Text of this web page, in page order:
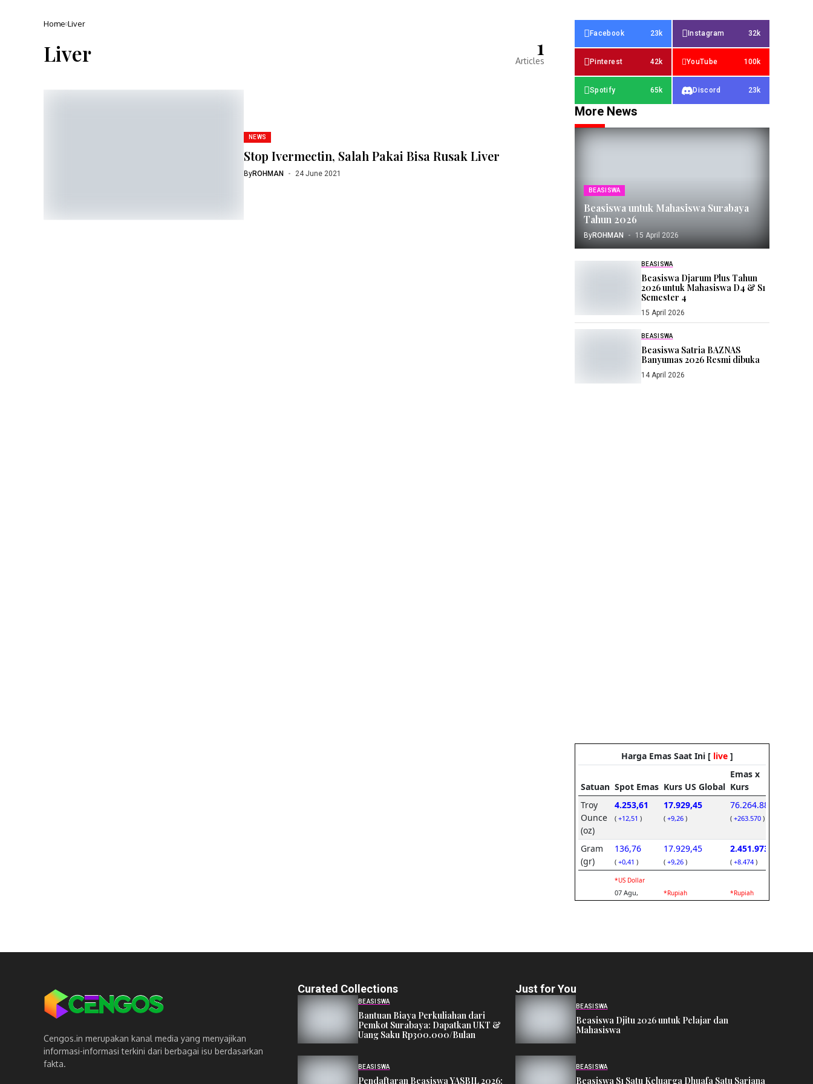
Home Liver
Liver 1
Articles
NEWS
Stop Ivermectin, Salah Pakai Bisa Rusak Liver
ByROHMAN 24 June 2021
Facebook 23k Instagram 32k
Pinterest 42k YouTube 100k
Spotify 65k Discord 23k
More News
BEASISWA
Beasiswa untuk Mahasiswa Surabaya
Tahun 2026
ByROHMAN 15 April 2026
BEASISWA
Beasiswa Djarum Plus Tahun
2026 untuk Mahasiswa D4 & S1
Semester 4
15 April 2026
BEASISWA
Beasiswa Satria BAZNAS
Banyumas 2026 Resmi dibuka
14 April 2026
Cengos.in merupakan kanal media yang menyajikan
informasi-informasi terkini dari berbagai isu berdasarkan
fakta.
Curated Collections
BEASISWA
Bantuan Biaya Perkuliahan dari
Pemkot Surabaya: Dapatkan UKT &
Uang Saku Rp300.000/Bulan
BEASISWA
Pendaftaran Beasiswa YASBIL 2026:
Just for You
BEASISWA
Beasiswa Djitu 2026 untuk Pelajar dan
Mahasiswa
BEASISWA
Beasiswa S1 Satu Keluarga Dhuafa Satu Sarjana